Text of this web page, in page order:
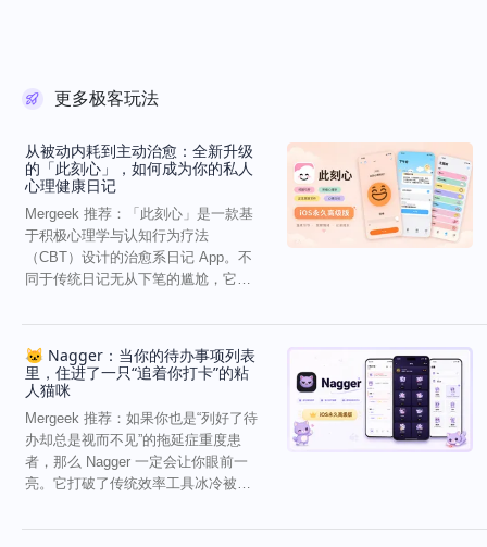
更多极客玩法
从被动内耗到主动治愈：全新升级
的「此刻心」，如何成为你的私人
心理健康日记
Mergeek 推荐：「此刻心」是一款基
于积极心理学与认知行为疗法
（CBT）设计的治愈系日记 App。不
同于传统日记无从下笔的尴尬，它通
🐱 Nagger：当你的待办事项列表
里，住进了一只“追着你打卡”的粘
人猫咪
Mergeek 推荐：如果你也是“列好了待
办却总是视而不见”的拖延症重度患
者，那么 Nagger 一定会让你眼前一
亮。它打破了传统效率工具冰冷被动